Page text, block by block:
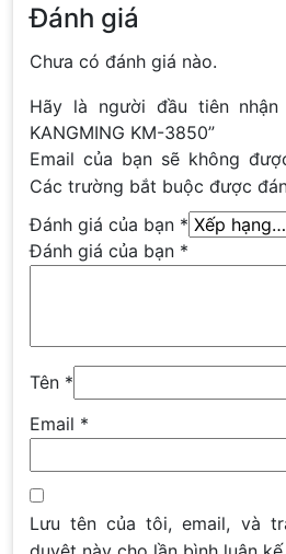
Đánh giá
Chưa có đánh giá nào.
Hãy là người đầu tiên
KANGMING KM-3850”
Email của bạn sẽ không
Các trường bắt buộc được
Đánh giá của bạn *
Đánh giá của bạn *
Tên *
Email *
Lưu tên của tôi, email, và